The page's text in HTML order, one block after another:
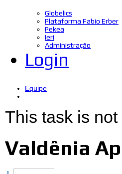
Globelics
Plataforma Fabio Erber
Pekea
Ieri
Administração
Login
Equipe
This task is
Valdênia